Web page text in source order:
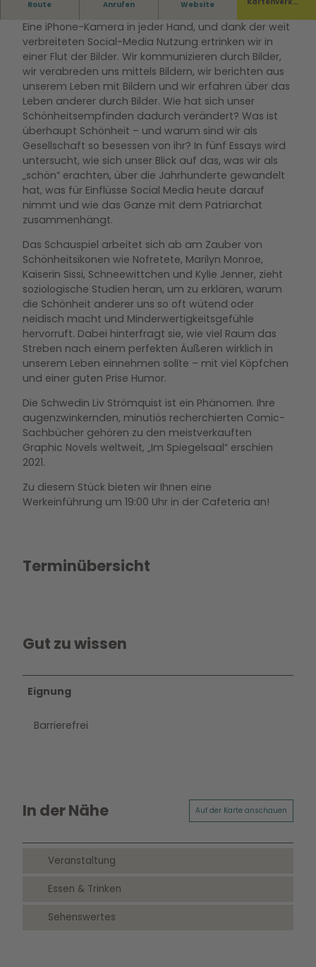
Route Anrufen Website
Eine iPhone-Kamera in jeder Hand, und dank der weit
verbreiteten Social-Media Nutzung ertrinken wir in
einer Flut der Bilder. Wir kommunizieren durch Bilder,
wir verabreden uns mittels Bildern, wir berichten aus
unserem Leben mit Bildern und wir erfahren über das
Leben anderer durch Bilder. Wie hat sich unser
Schönheitsempfinden dadurch verändert? Was ist
überhaupt Schönheit – und warum sind wir als
Gesellschaft so besessen von ihr? In fünf Essays wird
untersucht, wie sich unser Blick auf das, was wir als
„schön“ erachten, über die Jahrhunderte gewandelt
hat, was für Einflüsse Social Media heute darauf
nimmt und wie das Ganze mit dem Patriarchat
zusammenhängt.
Das Schauspiel arbeitet sich ab am Zauber von
Schönheitsikonen wie Nofretete, Marilyn Monroe,
Kaiserin Sissi, Schneewittchen und Kylie Jenner, zieht
soziologische Studien heran, um zu erklären, warum
die Schönheit anderer uns so oft wütend oder
neidisch macht und Minderwertigkeitsgefühle
hervorruft. Dabei hinterfragt sie, wie viel Raum das
Streben nach einem perfekten Äußeren wirklich in
unserem Leben einnehmen sollte – mit viel Köpfchen
und einer guten Prise Humor.
Die Schwedin Liv Strömquist ist ein Phänomen. Ihre
augenzwinkernden, minutiös recherchierten Comic-
Sachbücher gehören zu den meistverkauften
Graphic Novels weltweit, „Im Spiegelsaal“ erschien
2021.
Zu diesem Stück bieten wir Ihnen eine
Werkeinführung um 19:00 Uhr in der Cafeteria an!
Terminübersicht
Gut zu wissen
Eignung
Barrierefrei
In der Nähe Auf der Karte anschauen
Veranstaltung
Essen & Trinken
Sehenswertes